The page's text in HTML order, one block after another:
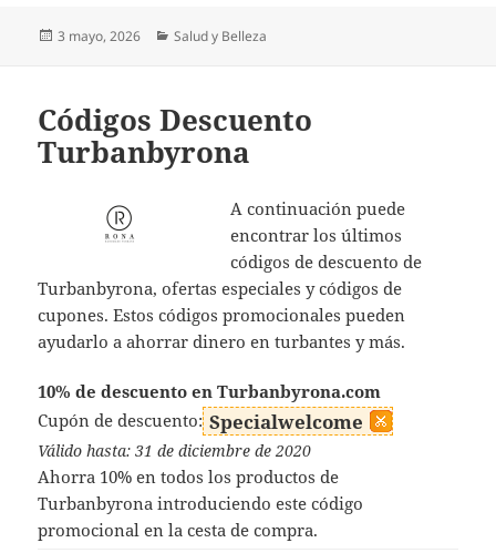
Publicado
3 mayo, 2026 Categorías
Salud y Belleza
Códigos Descuento
Turbanbyrona
A continuación puede
encontrar los últimos
códigos de descuento de
Turbanbyrona, ofertas especiales y códigos de
cupones. Estos códigos promocionales pueden
ayudarlo a ahorrar dinero en turbantes y más.
10% de descuento en Turbanbyrona.com
Cupón de descuento: Specialwelcome
Válido hasta: 31 de diciembre de 2020
Ahorra 10% en todos los productos de
Turbanbyrona introduciendo este código
promocional en la cesta de compra.